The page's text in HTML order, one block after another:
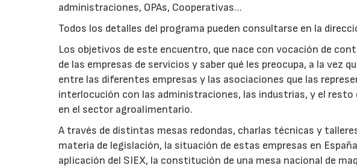
administraciones, OPAs, Cooperativas…
Todos los detalles del programa pueden consultarse en la
Los objetivos de este encuentro, que nace con vocación de
de las empresas de servicios y saber qué les preocupa, a la vez
entre las diferentes empresas y las asociaciones que las
interlocución con las administraciones, las industrias, y el
en el sector agroalimentario.
A través de distintas mesas redondas, charlas técnicas y
materia de legislación, la situación de estas empresas en
aplicación del SIEX, la constitución de una mesa nacional de